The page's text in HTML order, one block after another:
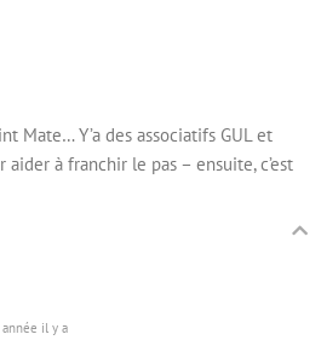
Mate… Y’a des associatifs GUL et
à franchir le pas – ensuite, c’est
année il y a